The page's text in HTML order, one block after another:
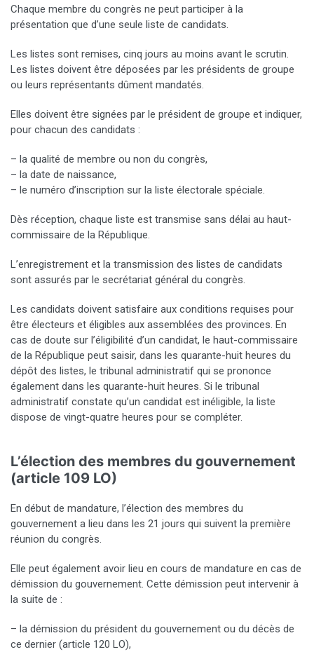
Chaque membre du congrès ne peut participer à la
présentation que d’une seule liste de candidats.
Les listes sont remises, cinq jours au moins avant le scrutin.
Les listes doivent être déposées par les présidents de groupe
ou leurs représentants dûment mandatés.
Elles doivent être signées par le président de groupe et indiquer,
pour chacun des candidats :
– la qualité de membre ou non du congrès,
– la date de naissance,
– le numéro d’inscription sur la liste électorale spéciale.
Dès réception, chaque liste est transmise sans délai au haut-
commissaire de la République.
L’enregistrement et la transmission des listes de candidats
sont assurés par le secrétariat général du congrès.
Les candidats doivent satisfaire aux conditions requises pour
être électeurs et éligibles aux assemblées des provinces. En
cas de doute sur l’éligibilité d’un candidat, le haut-commissaire
de la République peut saisir, dans les quarante-huit heures du
dépôt des listes, le tribunal administratif qui se prononce
également dans les quarante-huit heures. Si le tribunal
administratif constate qu’un candidat est inéligible, la liste
dispose de vingt-quatre heures pour se compléter.
L’élection des membres du gouvernement
(article 109 LO)
En début de mandature, l’élection des membres du
gouvernement a lieu dans les 21 jours qui suivent la première
réunion du congrès.
Elle peut également avoir lieu en cours de mandature en cas de
démission du gouvernement. Cette démission peut intervenir à
la suite de :
– la démission du président du gouvernement ou du décès de
ce dernier (article 120 LO),